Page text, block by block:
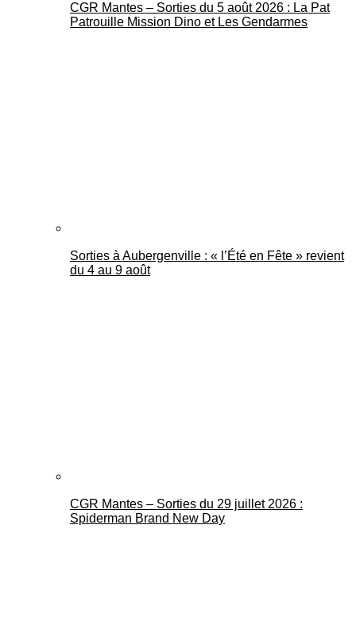
CGR Mantes – Sorties du 5 août 2026 : La Pat
Patrouille Mission Dino et Les Gendarmes
Sorties à Aubergenville : « l’Été en Fête » revient
du 4 au 9 août
CGR Mantes – Sorties du 29 juillet 2026 :
Spiderman Brand New Day